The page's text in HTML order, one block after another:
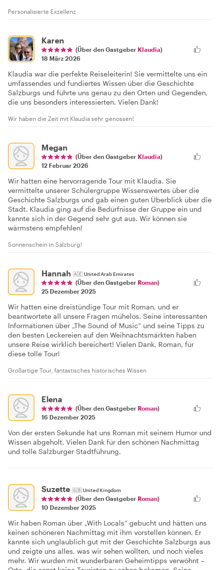
Personalisierte Exzellenz
Karen
(Über den Gastgeber Klaudia)
18 März 2026
Klaudia war die perfekte Reiseleiterin! Sie vermittelte uns ein
umfassendes und fundiertes Wissen über die Geschichte
Salzburgs und führte uns genau zu den Orten und Gegenden,
die uns besonders interessierten. Vielen Dank!
Wir haben die Zeit mit Klaudia sehr genossen!
Megan
(Über den Gastgeber Klaudia)
12 Februar 2026
Wir hatten eine hervorragende Tour mit Klaudia. Sie
vermittelte unserer Schülergruppe Wissenswertes über die
Geschichte Salzburgs und gab einen guten Überblick über die
Stadt. Klaudia ging auf die Bedürfnisse der Gruppe ein und
kannte sich in der Gegend sehr gut aus. Wir können sie
wärmstens empfehlen!
Sonnenschein in Salzburg!
Hannah 🇦🇪United Arab Emirates
(Über den Gastgeber Roman)
25 Dezember 2025
Wir hatten eine dreistündige Tour mit Roman, und er
beantwortete all unsere Fragen mühelos. Seine interessanten
Informationen über „The Sound of Music“ und seine Tipps zu
den besten Leckereien auf den Weihnachtsmärkten haben
unsere Reise wirklich bereichert! Vielen Dank, Roman, für
diese tolle Tour!
Großartige Tour, fantastisches historisches Wissen
Elena
(Über den Gastgeber Roman)
16 Dezember 2025
Von der ersten Sekunde hat uns Roman mit seinem Humor und
Wissen abgeholt. Vielen Dank für den schönen Nachmittag
und tolle Salzburger Stadtführung.
Suzette 🇬🇧United Kingdom
(Über den Gastgeber Roman)
10 Dezember 2025
Wir haben Roman über „With Locals“ gebucht und hätten uns
keinen schöneren Nachmittag mit ihm vorstellen können. Er
kannte sich unglaublich gut mit der Geschichte Salzburgs aus
und zeigte uns alles, was wir sehen wollten, und noch vieles
mehr. Wir wurden mit wunderbaren Geheimtipps verwöhnt –